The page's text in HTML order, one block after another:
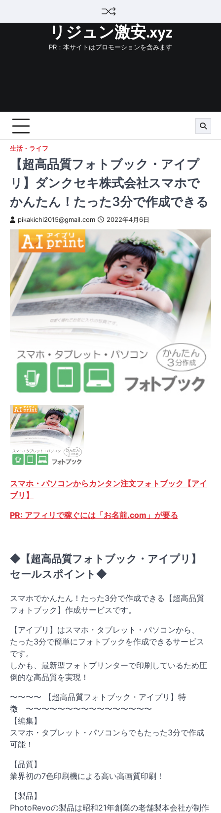
リジュン激安.xyz
PR：本サイトはプロモーションを含みます
生活・ライフ
【超高品質フォトブック・アイプ
リ】ダンクセキ株式会社スマホで
かんたん！たった3分で作成できる
pikakichi2015@gmail.com 2022年4月6日
スマホ・パソコンからカンタン注文フォトブック【アイ
プリ】
PR: アフィリで稼ぐには「お名前.com」が要る
◆【超高品質フォトブック・アイプリ】
セールスポイント◆
スマホでかんたん！たった3分で作成できる【超高品質
フォトブック】作成サービスです。
【アイプリ】はスマホ・タブレット・パソコンから、
たった3分で簡単にフォトブックを作成できるサービス
です。
しかも、最新型フォトプリンターで印刷しているため圧
倒的な高品質を実現！
〜〜〜〜 【超高品質フォトブック・アイプリ】特
徴 〜〜〜〜〜〜〜〜〜〜〜〜〜〜〜〜
【編集】
スマホ・タブレット・パソコンらでもたった3分で作成
可能！
【品質】
業界初の7色印刷機による高い高画質印刷！
【製品】
PhotoRevoの製品は昭和21年創業の老舗製本会社が制作